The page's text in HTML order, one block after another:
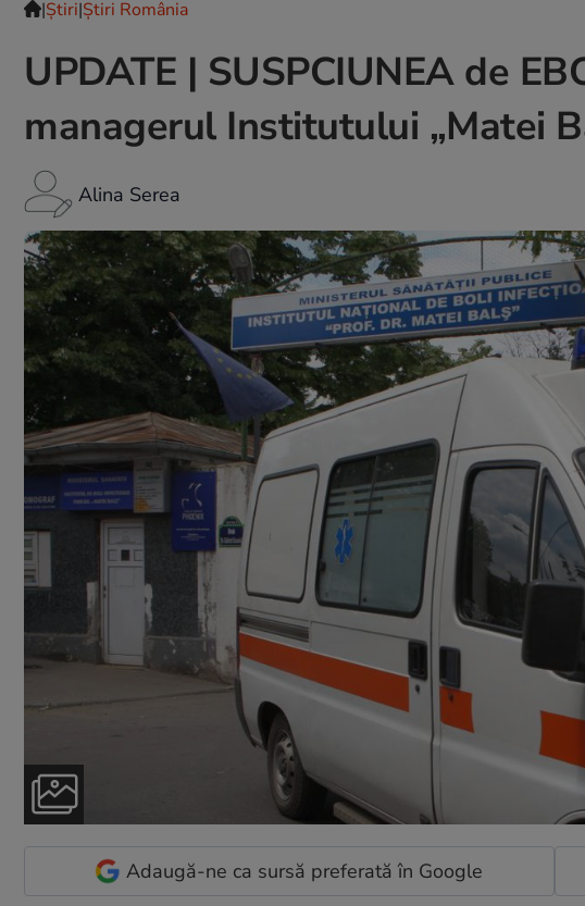
|Ştiri|Știri România
UPDATE | SUSPCIUNEA de
managerul Institutului „Matei
Alina Serea
Adaugă-ne ca sursă preferată în Google